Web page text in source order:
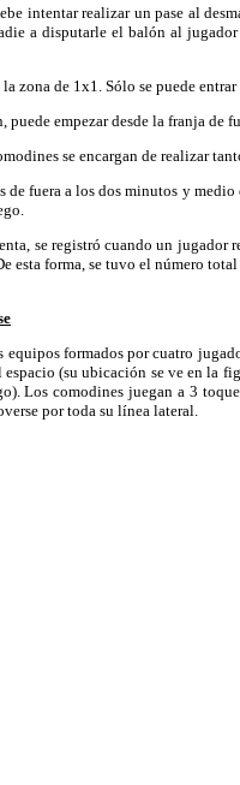
intentar realizar un pase al
a disputarle el balón al
zona de 1x1. Sólo se puede
empezar desde la franja de
se encargan de realizar
fuera a los dos minutos y
se registró cuando un jugador
esta forma, se tuvo el número
formados por cuatro
(su ubicación se ve en la
Los comodines juegan a 3
por toda su línea lateral.